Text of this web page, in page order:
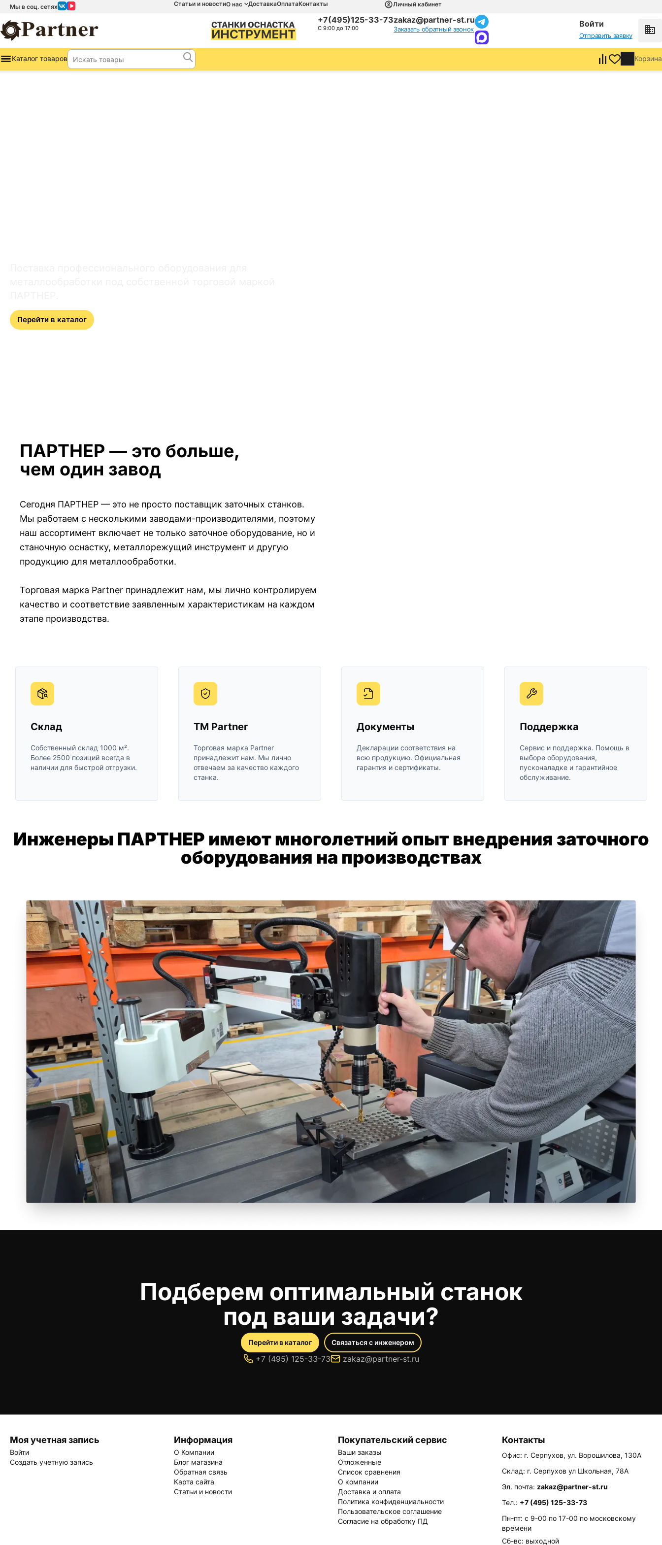
Мы в соц. сетях Статьи и новостиО нас ДоставкаОплатаКонтакты Личный кабинет
+7(495)125-33-73
С 9:00 до 17:00
zakaz@partner-st.ru
Заказать обратный звонок
Войти
Отправить заявку
Каталог товаров Корзина
Перейти в каталог
ПАРТНЕР — это больше,
чем один завод
Сегодня ПАРТНЕР — это не просто поставщик заточных станков.
Мы работаем с несколькими заводами-производителями, поэтому
наш ассортимент включает не только заточное оборудование, но и
станочную оснастку, металлорежущий инструмент и другую
продукцию для металлообработки.
Торговая марка Partner принадлежит нам, мы лично контролируем
качество и соответствие заявленным характеристикам на каждом
этапе производства.
Склад
Собственный склад 1000 м².
Более 2500 позиций всегда в
наличии для быстрой отгрузки.
ТМ Partner
Торговая марка Partner
принадлежит нам. Мы лично
отвечаем за качество каждого
станка.
Документы
Декларации соответствия на
всю продукцию. Официальная
гарантия и сертификаты.
Поддержка
Сервис и поддержка. Помощь в
выборе оборудования,
пусконаладке и гарантийное
обслуживание.
Инженеры ПАРТНЕР имеют многолетний опыт внедрения заточного
оборудования на производствах
Подберем оптимальный станок
под ваши задачи?
Перейти в каталог Связаться с инженером
+7 (495) 125-33-73 zakaz@partner-st.ru
Моя учетная запись
Войти
Создать учетную запись
Информация
О Компании
Блог магазина
Обратная связь
Карта сайта
Статьи и новости
Покупательский сервис
Ваши заказы
Отложенные
Список сравнения
О компании
Доставка и оплата
Политика конфиденциальности
Пользовательское соглашение
Согласие на обработку ПД
Контакты
Офис: г. Серпухов, ул. Ворошилова, 130А
Склад: г. Серпухов ул Школьная, 78А
Эл. почта: zakaz@partner-st.ru
Тел.: +7 (495) 125-33-73
Пн-пт: с 9-00 по 17-00 по московскому
времени
Сб-вс: выходной